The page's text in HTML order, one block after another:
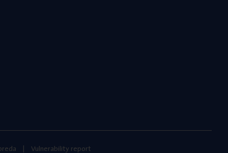
Vulnerability report